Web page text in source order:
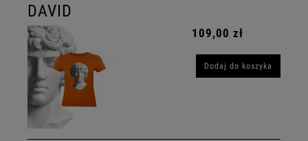
DAVID
109,00 zł
Dodaj do koszyka